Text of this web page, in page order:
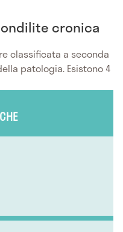
cronica
classificata a seconda
patologia. Esistono 4